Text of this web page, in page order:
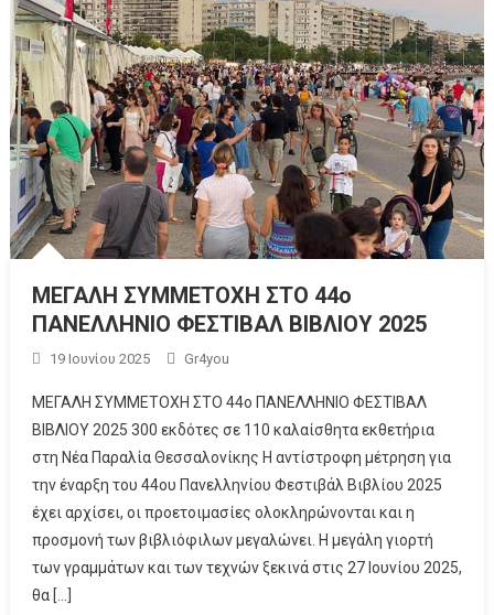
ΜΕΓΑΛΗ ΣΥΜΜΕΤΟΧΗ ΣΤΟ 44ο
ΠΑΝΕΛΛΗΝΙΟ ΦΕΣΤΙΒΑΛ ΒΙΒΛΙΟΥ 2025
19 Ιουνίου 2025 Gr4you
ΜΕΓΑΛΗ ΣΥΜΜΕΤΟΧΗ ΣΤΟ 44ο ΠΑΝΕΛΛΗΝΙΟ ΦΕΣΤΙΒΑΛ
ΒΙΒΛΙΟΥ 2025 300 εκδότες σε 110 καλαίσθητα εκθετήρια
στη Νέα Παραλία Θεσσαλονίκης Η αντίστροφη μέτρηση για
την έναρξη του 44ου Πανελληνίου Φεστιβάλ Βιβλίου 2025
έχει αρχίσει, οι προετοιμασίες ολοκληρώνονται και η
προσμονή των βιβλιόφιλων μεγαλώνει. Η μεγάλη γιορτή
των γραμμάτων και των τεχνών ξεκινά στις 27 Ιουνίου 2025,
θα […]